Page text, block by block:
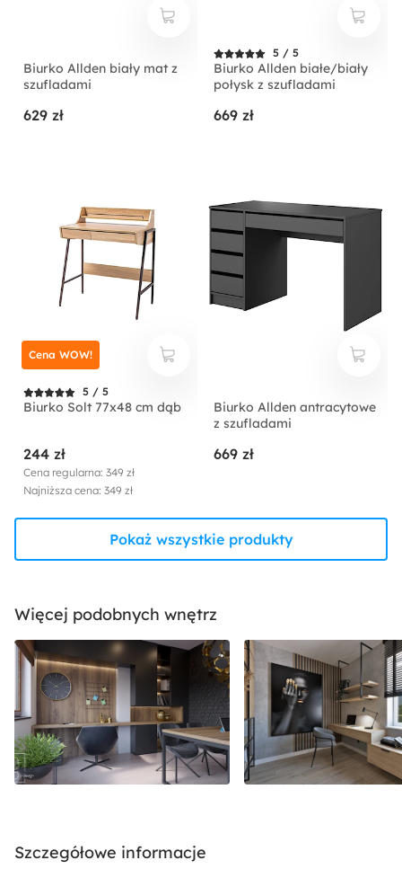
Biurko Allden biały mat z
szufladami
629 zł
5 / 5
Biurko Allden białe/biały
połysk z szufladami
669 zł
5 / 5
Biurko Solt 77x48 cm dąb
244 zł
Cena regularna: 349 zł
Najniższa cena: 349 zł
Cena WOW!
Biurko Allden antracytowe
z szufladami
669 zł
Pokaż wszystkie produkty
Więcej podobnych wnętrz
Szczegółowe informacje